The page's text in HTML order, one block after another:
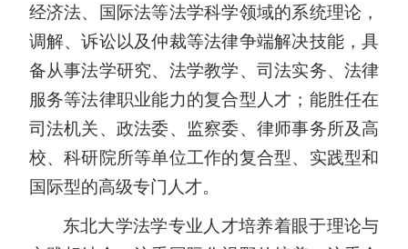
经济法、国际法等法学科学领域的系统理论，
调解、诉讼以及仲裁等法律争端解决技能，具
备从事法学研究、法学教学、司法实务、法律
服务等法律职业能力的复合型人才；能胜任在
司法机关、政法委、监察委、律师事务所及高
校、科研院所等单位工作的复合型、实践型和
国际型的高级专门人才。
东北大学法学专业人才培养着眼于理论与